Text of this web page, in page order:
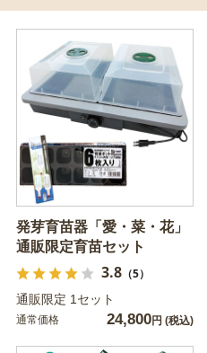
発芽育苗器「愛・菜・花」
通販限定育苗セット
3.8（5）
通販限定 1セット
通常価格 24,800円 (税込)